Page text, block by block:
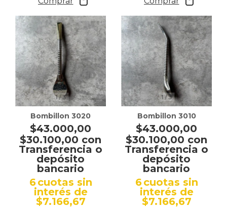
1/3
Bombillon 3020
$43.000,00
$30.100,00 con
Transferencia o
depósito
bancario
6cuotas sin
interés de
$7.166,67
1/3
Bombillon 3010
$43.000,00
$30.100,00 con
Transferencia o
depósito
bancario
6cuotas sin
interés de
$7.166,67